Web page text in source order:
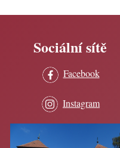
Sociální sítě
Facebook
Instagram